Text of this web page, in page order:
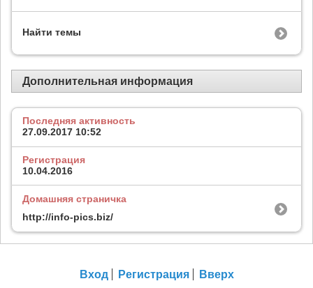
Найти темы
Дополнительная информация
Последняя активность
27.09.2017 10:52
Регистрация
10.04.2016
Домашняя страничка
http://info-pics.biz/
Вход Регистрация Вверх